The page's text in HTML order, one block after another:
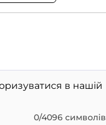
0/4096 символів